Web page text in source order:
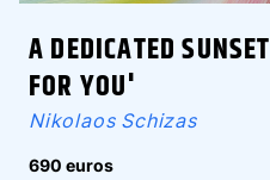
A DEDICATED SUNSET
FOR YOU'
Nikolaos Schizas
690 euros